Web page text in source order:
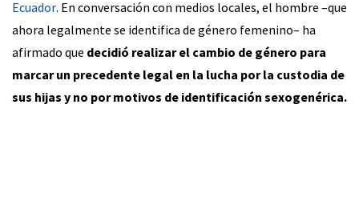
Ecuador. En conversación con medios locales, el hombre –que
ahora legalmente se identifica de género femenino– ha
afirmado que decidió realizar el cambio de género para
marcar un precedente legal en la lucha por la custodia de
sus hijas y no por motivos de identificación sexogenérica.